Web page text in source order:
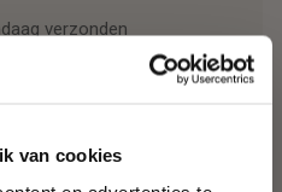
van cookies
verzonden
korting